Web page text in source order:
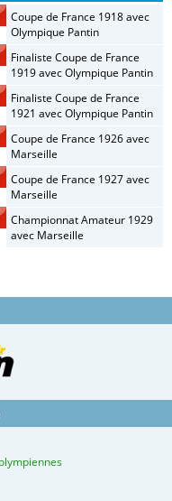
Coupe de France 1918 avec
Olympique Pantin
Finaliste Coupe de France
1919 avec Olympique Pantin
Finaliste Coupe de France
1921 avec Olympique Pantin
Coupe de France 1926 avec
Marseille
Coupe de France 1927 avec
Marseille
Championnat Amateur 1929
avec Marseille